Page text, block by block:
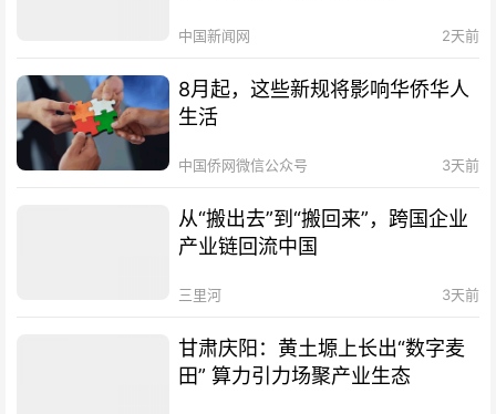
中国新闻网 2天前
8月起，这些新规将影响华侨华人
生活
中国侨网微信公众号 3天前
从“搬出去”到“搬回来”，跨国企业
产业链回流中国
三里河 3天前
甘肃庆阳：黄土塬上长出“数字麦
田” 算力引力场聚产业生态